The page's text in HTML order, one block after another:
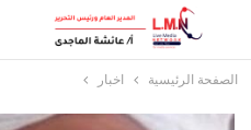
الصفحة الرئيسية اخبار